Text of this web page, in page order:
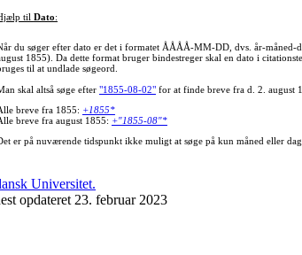
til Dato:
du søger efter dato er det i formatet ÅÅÅÅ-MM-DD, dvs. år-måned-
1855). Da dette format bruger bindestreger skal en dato i
til at undlade søgeord.
skal altså søge efter "1855-08-02"for at finde breve fra d. 2. august
breve fra 1855: +1855*
breve fra august 1855: +"1855-08"*
er på nuværende tidspunkt ikke muligt at søge på kun måned eller dag.
opdateret 23. februar 2023